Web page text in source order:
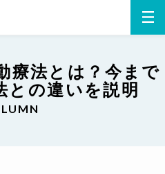
療法とは？今まで
との違いを説明